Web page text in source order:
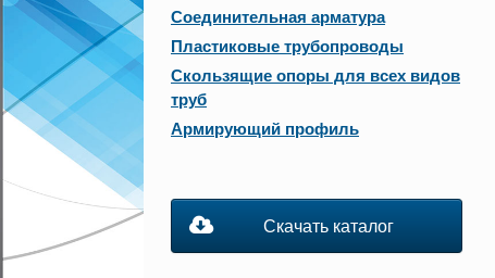
Соединительная арматура
Пластиковые трубопроводы
Скользящие опоры для всех видов
труб
Армирующий профиль
Скачать каталог